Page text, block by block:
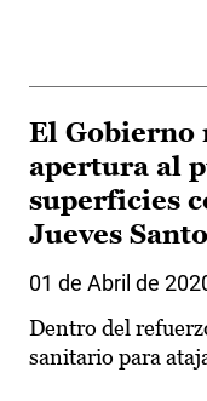
El Gobierno
apertura al
superficies
Jueves
01 de Abril de
Dentro del
sanitario para